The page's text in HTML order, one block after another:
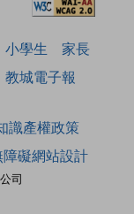
小學生
家長
教城電子報
司
識產權政策
障礙網站設計